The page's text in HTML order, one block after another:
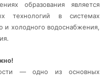
образования является
технологий в системах
и холодного водоснабжения,
— одно из основных